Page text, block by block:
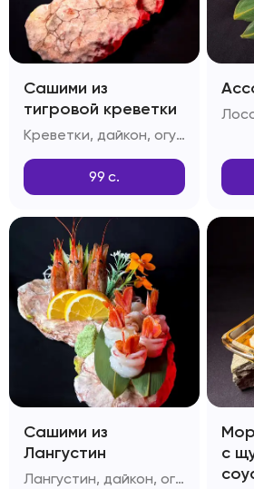
Сашими из
тигровой креветки
Креветки, дайкон, огурцы, лимон
99 с.
Сашими из
Лангустин
Лангустин, дайкон, огурцы, лимон
с